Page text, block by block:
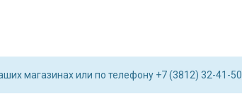
магазинах или по телефону +7 (3812) 32-41-50